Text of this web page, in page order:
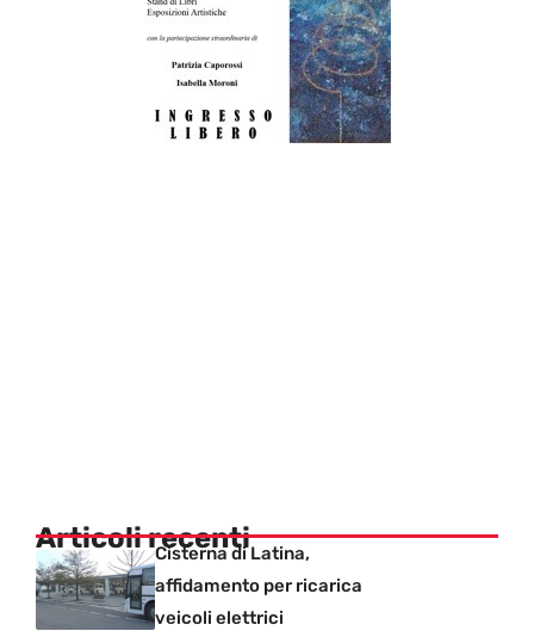
Articoli recenti
Cisterna di Latina,
affidamento per ricarica
veicoli elettrici